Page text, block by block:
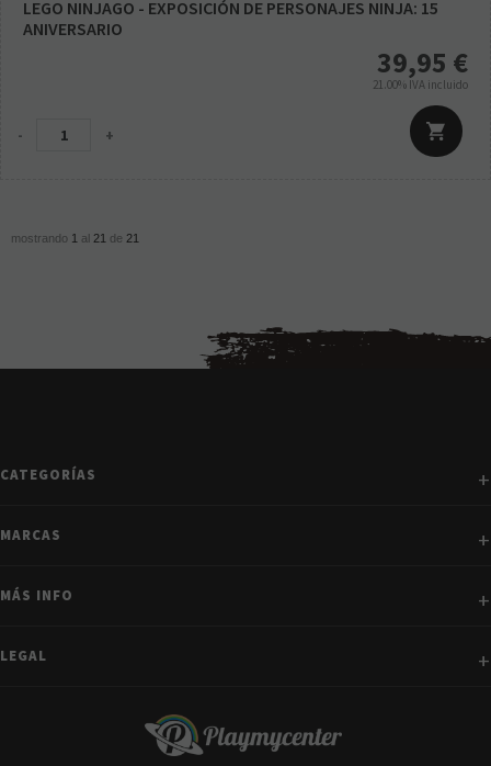
LEGO NINJAGO - EXPOSICIÓN DE PERSONAJES NINJA: 15
ANIVERSARIO
39,95 €
21.00% IVA incluido
- +
mostrando 1 al 21 de 21
CATEGORÍAS
MARCAS
MÁS INFO
LEGAL